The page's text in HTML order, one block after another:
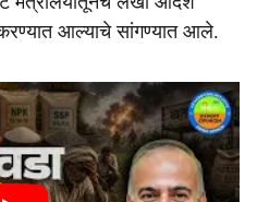
आल्याचे सांगण्यात आले.